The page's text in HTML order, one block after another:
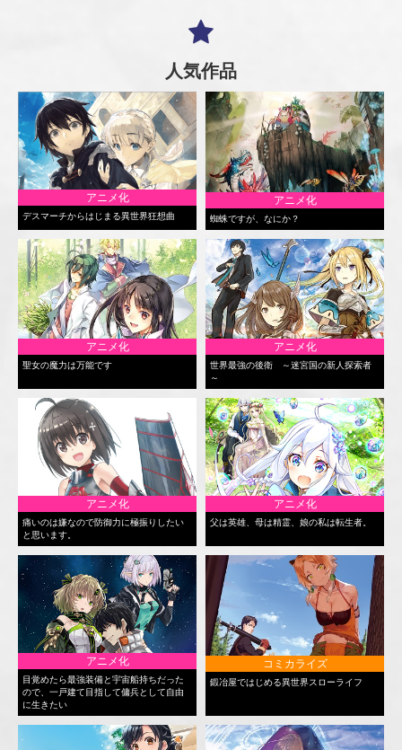
人気作品
アニメ化
デスマーチからはじまる異世界狂想曲
アニメ化
蜘蛛ですが、なにか？
アニメ化
聖女の魔力は万能です
アニメ化
世界最強の後衛 ～迷宮国の新人探索者
～
アニメ化
痛いのは嫌なので防御力に極振りしたい
と思います。
アニメ化
父は英雄、母は精霊、娘の私は転生者。
アニメ化
目覚めたら最強装備と宇宙船持ちだった
ので、一戸建て目指して傭兵として自由
に生きたい
コミカライズ
鍛冶屋ではじめる異世界スローライフ